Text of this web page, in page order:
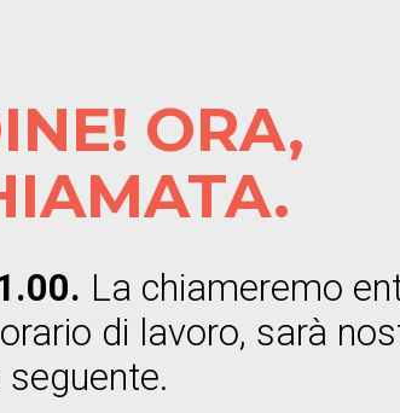
ORA,
La chiameremo
di lavoro, sarà